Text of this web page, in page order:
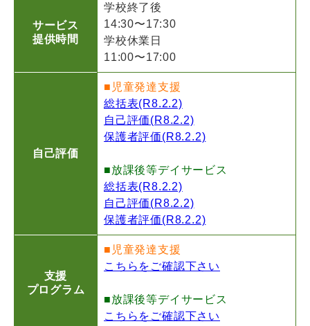
サービス
提供時間
学校終了後
14:30〜17:30
学校休業日
11:00〜17:00
自己評価
■児童発達支援
総括表(R8.2.2)
自己評価(R8.2.2)
保護者評価(R8.2.2)
■放課後等デイサービス
総括表(R8.2.2)
自己評価(R8.2.2)
保護者評価(R8.2.2)
支援
プログラム
■児童発達支援
こちらをご確認下さい
■放課後等デイサービス
こちらをご確認下さい